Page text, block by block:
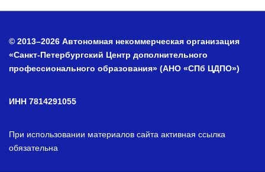
© 2013–2026 Автономная некоммерческая организация
«Санкт-Петербургский Центр дополнительного
профессионального образования» (АНО «СПб ЦДПО»)
ИНН 7814291055
При использовании материалов сайта активная ссылка
обязательна